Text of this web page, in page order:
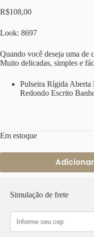
R$108,00
Look: 8697
Quando você deseja uma de
Muito delicadas, simples e
Pulseira Rígida Aberta
Redondo Escrito
Em estoque
Simulação de frete